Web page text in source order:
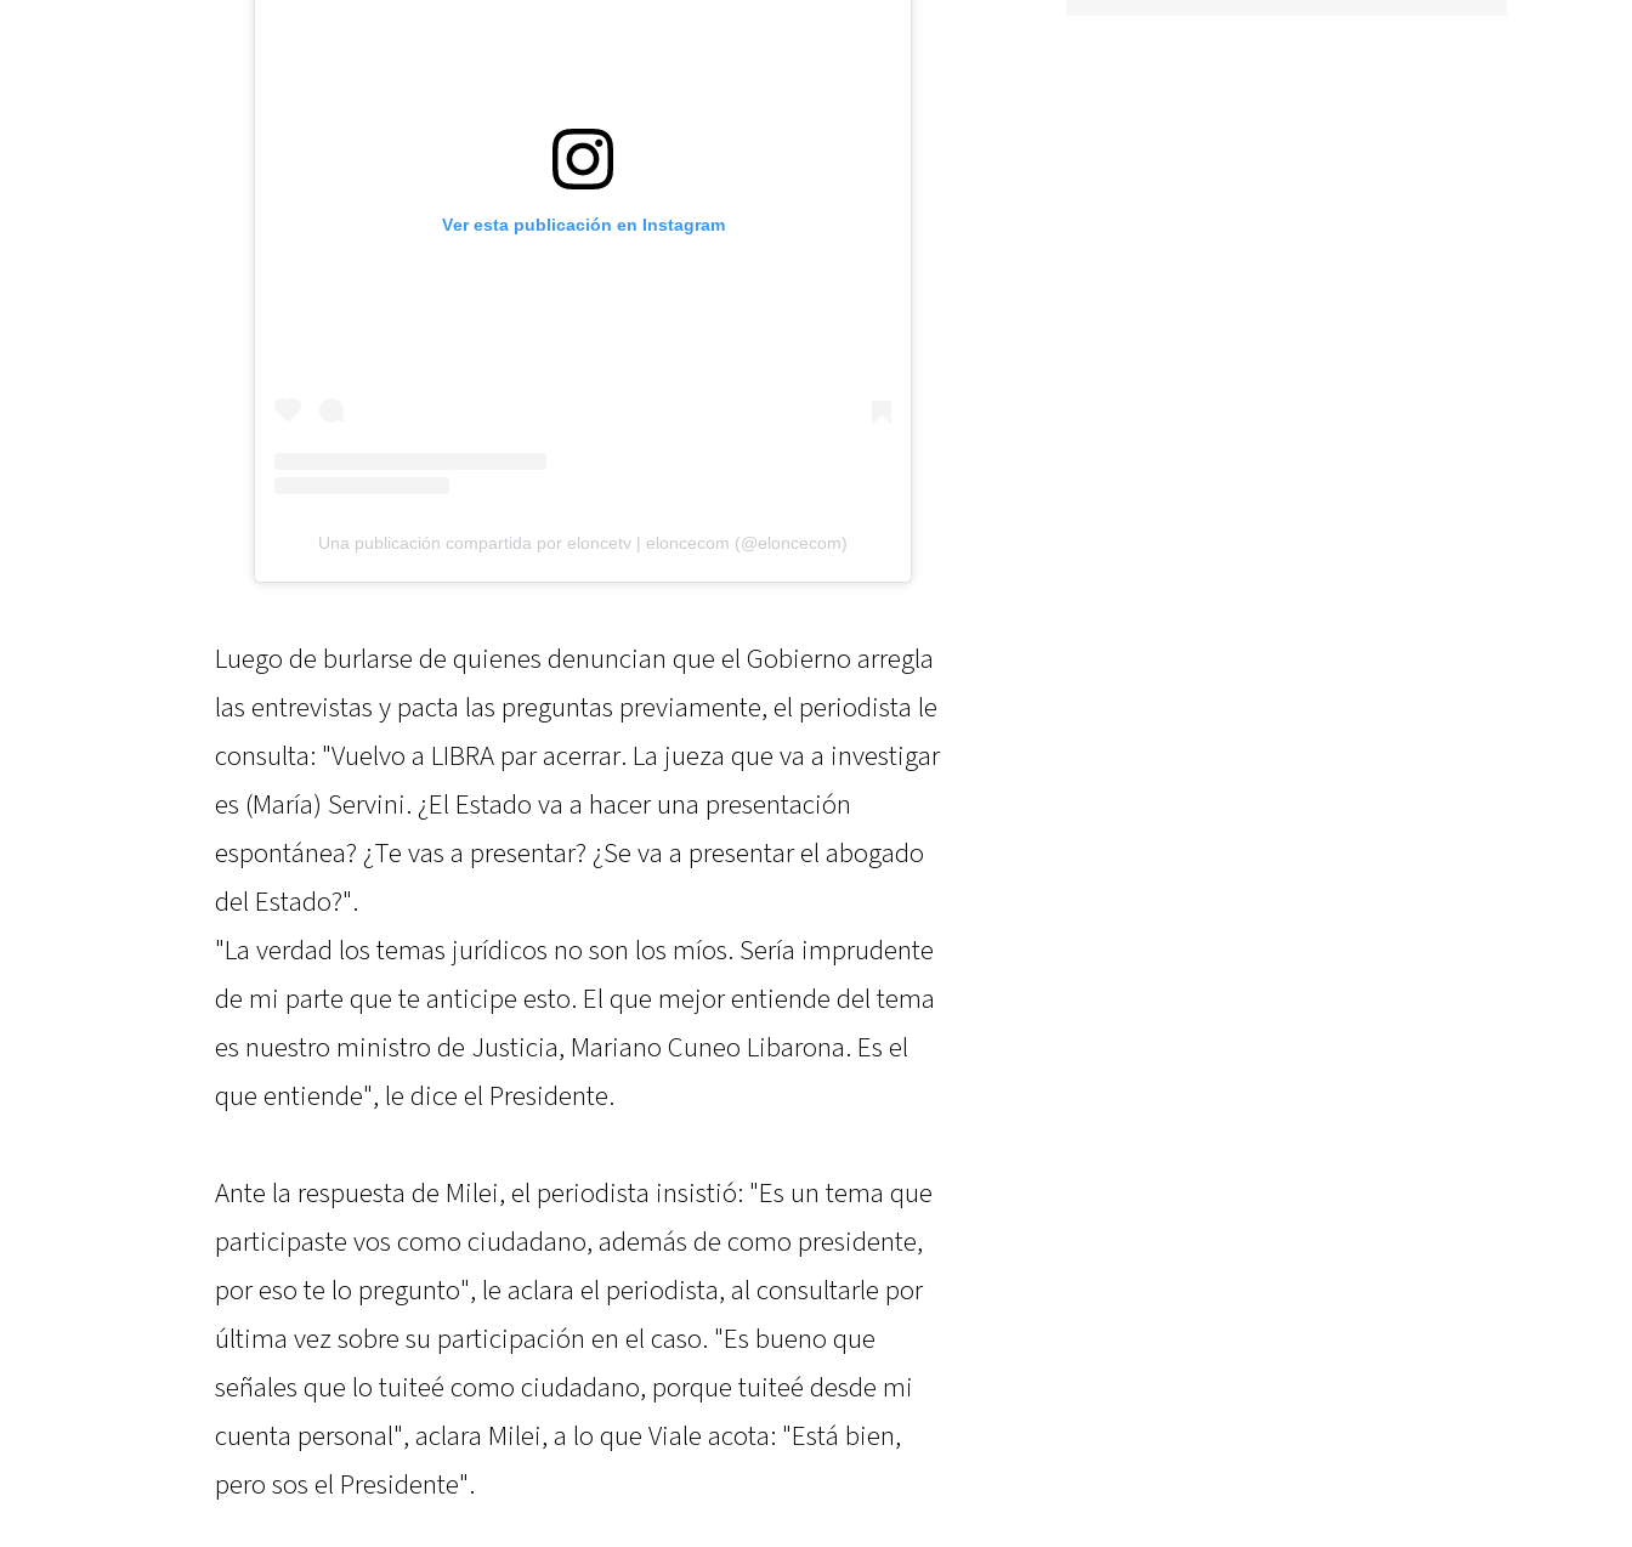
Ver esta publicación en Instagram
Una publicación compartida por eloncetv | eloncecom (@eloncecom)
Luego de burlarse de quienes denuncian que el Gobierno arregla
las entrevistas y pacta las preguntas previamente, el periodista le
consulta: "Vuelvo a LIBRA par acerrar. La jueza que va a investigar
es (María) Servini. ¿El Estado va a hacer una presentación
espontánea? ¿Te vas a presentar? ¿Se va a presentar el abogado
del Estado?".
"La verdad los temas jurídicos no son los míos. Sería imprudente
de mi parte que te anticipe esto. El que mejor entiende del tema
es nuestro ministro de Justicia, Mariano Cuneo Libarona. Es el
que entiende", le dice el Presidente.
Ante la respuesta de Milei, el periodista insistió: "Es un tema que
participaste vos como ciudadano, además de como presidente,
por eso te lo pregunto", le aclara el periodista, al consultarle por
última vez sobre su participación en el caso. "Es bueno que
señales que lo tuiteé como ciudadano, porque tuiteé desde mi
cuenta personal", aclara Milei, a lo que Viale acota: "Está bien,
pero sos el Presidente".